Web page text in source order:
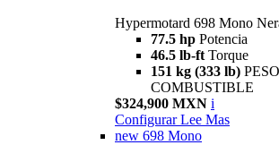
Hypermotard 698 Mono
77.5 hp Potencia
46.5 lb-ft Torque
151 kg (333 lb)
COMBUSTIBLE
$324,900 MXN i
Configurar Lee Mas
new 698 Mono